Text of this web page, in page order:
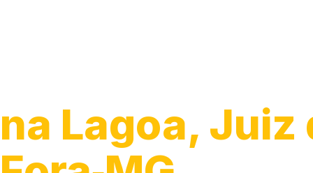
na Lagoa, Juiz